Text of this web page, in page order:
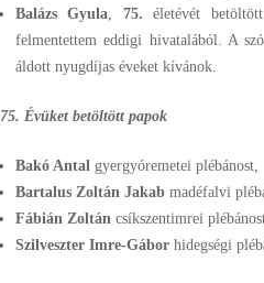
Balázs Gyula, 75. életévét
felmentettem eddigi hivatalából. A
áldott nyugdíjas éveket kívánok.
75. Évüket betöltött papok
Bakó Antal gyergyóremetei plébánost,
Bartalus Zoltán Jakab madéfalvi
Fábián Zoltán csíkszentimrei
Szilveszter Imre-Gábor hidegségi